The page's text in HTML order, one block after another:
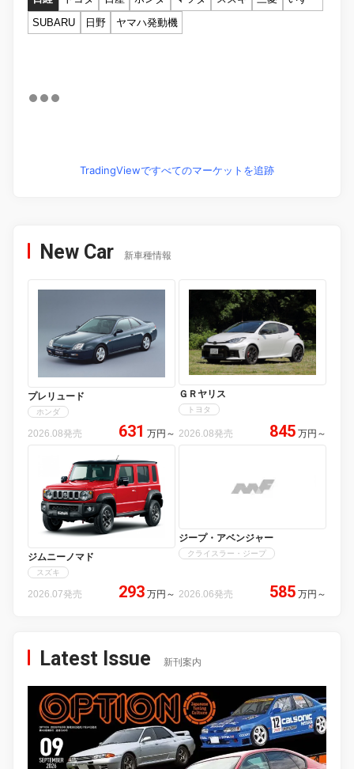
SUBARU
日野 ヤマハ発動機
TradingViewですべてのマーケットを追跡
New Car 新車種情報
プレリュード
ホンダ
2026.08発売 631 万円 ～
ＧＲヤリス
トヨタ
2026.08発売 845 万円 ～
ジムニーノマド
スズキ
2026.07発売 293 万円 ～
ジープ・アベンジャー
クライスラー・ジープ
2026.06発売 585 万円 ～
Latest Issue 新刊案内